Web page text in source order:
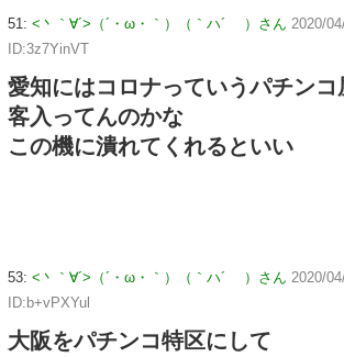
51: <丶｀∀´>（´・ω・｀）（｀ハ´ ）さん 2020/
ID:3z7YinVT
愛知にはコロナっていうパチン
客入ってんのかな
この機に潰れてくれるといい
53: <丶｀∀´>（´・ω・｀）（｀ハ´ ）さん 2020/
ID:b+vPXYul
大阪をパチンコ特区にして